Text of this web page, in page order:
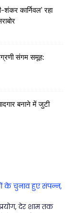
शंकर कार्निवल’ रहा
संगम समूह:
बनाने में जुटी
के चुनाव हुए संपन्न,
देर शाम तक